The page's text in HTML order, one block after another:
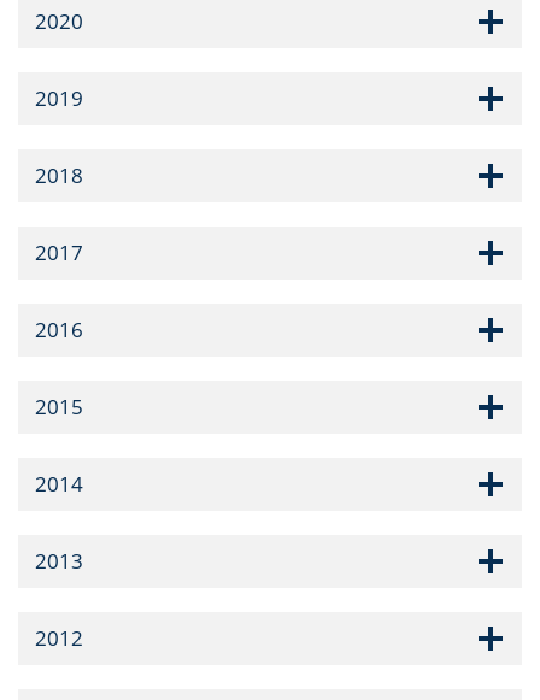
2020
2019
2018
2017
2016
2015
2014
2013
2012